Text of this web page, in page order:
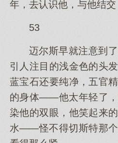
年，去认识他，与他结交
53
迈尔斯早就注意到
引人注目的浅金色的头
蓝宝石还要纯净，五官
的身体——他太年轻了
染他的双眼，他笑起来
水——怪不得切斯特那